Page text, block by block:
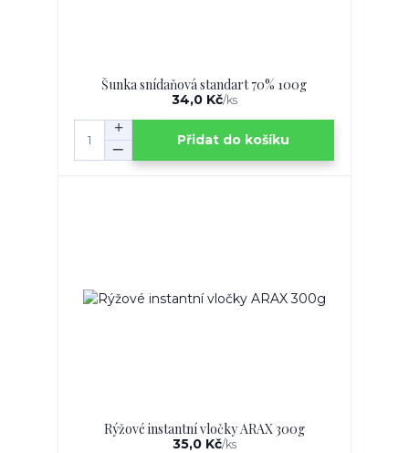
Šunka snídaňová standart 70% 100g
34,0 Kč/ks
Přidat do košíku
Rýžové instantní vločky ARAX 300g
35,0 Kč/ks